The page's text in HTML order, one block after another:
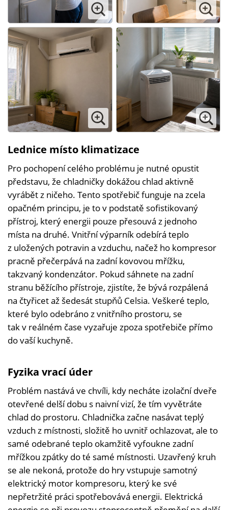
Lednice místo klimatizace
Pro pochopení celého problému je nutné opustit
představu, že chladničky dokážou chlad aktivně
vyrábět z ničeho. Tento spotřebič funguje na zcela
opačném principu, je to v podstatě sofistikovaný
přístroj, který energii pouze přesouvá z jednoho
místa na druhé. Vnitřní výparník odebírá teplo
z uložených potravin a vzduchu, načež ho kompresor
pracně přečerpává na zadní kovovou mřížku,
takzvaný kondenzátor. Pokud sáhnete na zadní
stranu běžícího přístroje, zjistíte, že bývá rozpálená
na čtyřicet až šedesát stupňů Celsia. Veškeré teplo,
které bylo odebráno z vnitřního prostoru, se
tak v reálném čase vyzařuje zpoza spotřebiče přímo
do vaší kuchyně.
Fyzika vrací úder
Problém nastává ve chvíli, kdy necháte izolační dveře
otevřené delší dobu s naivní vizí, že tím vyvětráte
chlad do prostoru. Chladnička začne nasávat teplý
vzduch z místnosti, složitě ho uvnitř ochlazovat, ale to
samé odebrané teplo okamžitě vyfoukne zadní
mřížkou zpátky do té samé místnosti. Uzavřený kruh
se ale nekoná, protože do hry vstupuje samotný
elektrický motor kompresoru, který ke své
nepřetržité práci spotřebovává energii. Elektrická